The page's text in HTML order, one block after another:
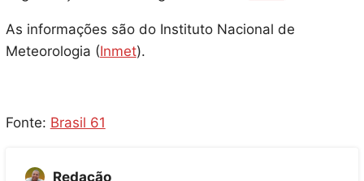
As informações são do Instituto Nacional de
Meteorologia (Inmet).
Fonte: Brasil 61
Redação